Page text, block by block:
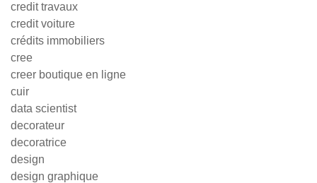
credit travaux
credit voiture
crédits immobiliers
cree
creer boutique en ligne
cuir
data scientist
decorateur
decoratrice
design
design graphique